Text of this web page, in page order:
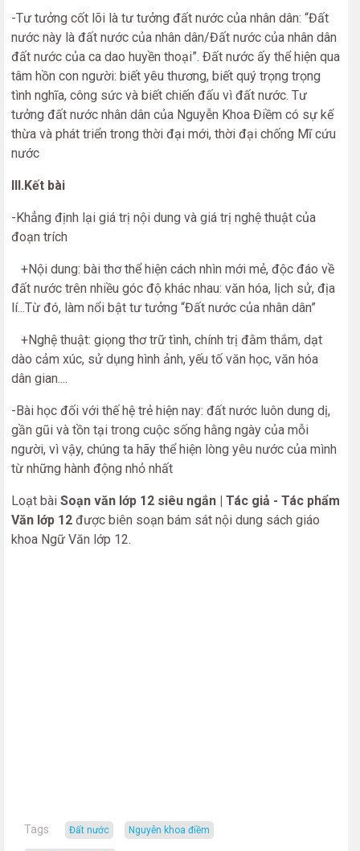
-Tư tưởng cốt lõi là tư tưởng đất nước của nhân dân: “Đất
nước này là đất nước của nhân dân/Đất nước của nhân dân
đất nước của ca dao huyền thoại”. Đất nước ấy thể hiện qua
tâm hồn con người: biết yêu thương, biết quý trọng trọng
tình nghĩa, công sức và biết chiến đấu vì đất nước. Tư
tưởng đất nước nhân dân của Nguyễn Khoa Điềm có sự kế
thừa và phát triển trong thời đại mới, thời đại chống Mĩ cứu
nước
III.Kết bài
-Khẳng định lại giá trị nội dung và giá trị nghệ thuật của
đoạn trích
+Nội dung: bài thơ thể hiện cách nhìn mới mẻ, độc đáo về
đất nước trên nhiều góc độ khác nhau: văn hóa, lịch sử, địa
lí...Từ đó, làm nổi bật tư tưởng “Đất nước của nhân dân”
+Nghệ thuật: giọng thơ trữ tình, chính trị đằm thắm, dạt
dào cảm xúc, sử dụng hình ảnh, yếu tố văn học, văn hóa
dân gian....
-Bài học đối với thế hệ trẻ hiện nay: đất nước luôn dung dị,
gần gũi và tồn tại trong cuộc sống hằng ngày của mỗi
người, vì vậy, chúng ta hãy thể hiện lòng yêu nước của mình
từ những hành động nhỏ nhất
Loạt bài Soạn văn lớp 12 siêu ngắn | Tác giả - Tác phẩm
Văn lớp 12 được biên soạn bám sát nội dung sách giáo
khoa Ngữ Văn lớp 12.
Tags Đất nước nguyễn khoa điềm